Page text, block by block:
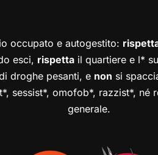
occupato e autogestito:
esci, rispetta il quartiere e l*
droghe pesanti, e non si
sessist*, omofob*, razzist*, né
generale.